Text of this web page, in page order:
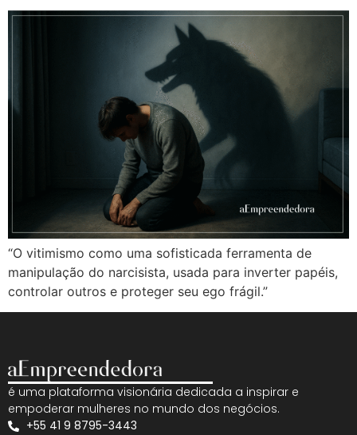
“O vitimismo como uma sofisticada ferramenta de
manipulação do narcisista, usada para inverter papéis,
controlar outros e proteger seu ego frágil.”
é uma plataforma visionária dedicada a inspirar e
empoderar mulheres no mundo dos negócios.
+55 41 9 8795-3443